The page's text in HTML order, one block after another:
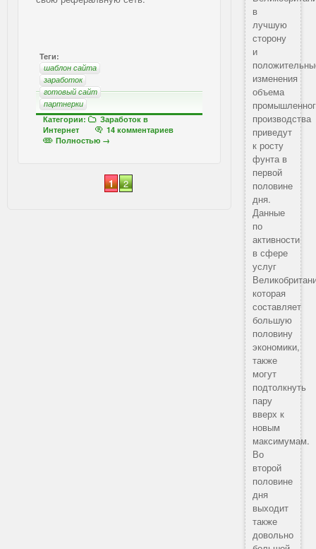
Теги:
шаблон сайта
заработок
готовый сайт
партнерки
Категории:
Заработок в
Интернет
14 комментариев
Полностью →
1 2
в
лучшую
сторону
и
изменения
объема
производства
приведут
к росту
фунта в
первой
половине
дня.
Данные
по
активности
в сфере
услуг
которая
составляет
большую
половину
экономики,
также
могут
подтолкнуть
пару
вверх к
новым
максимумам.
Во
второй
половине
дня
выходит
также
довольно